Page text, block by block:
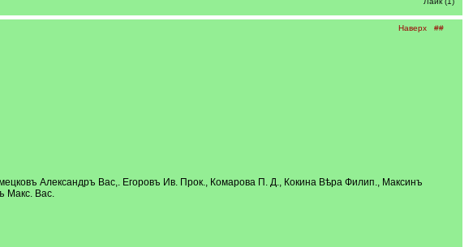
Наверх ##
Александръ Вас,. Егоровъ Ив. Прок., Комарова П. Д., Кокина Вѣра Филип., Максинъ
Макс. Вас.